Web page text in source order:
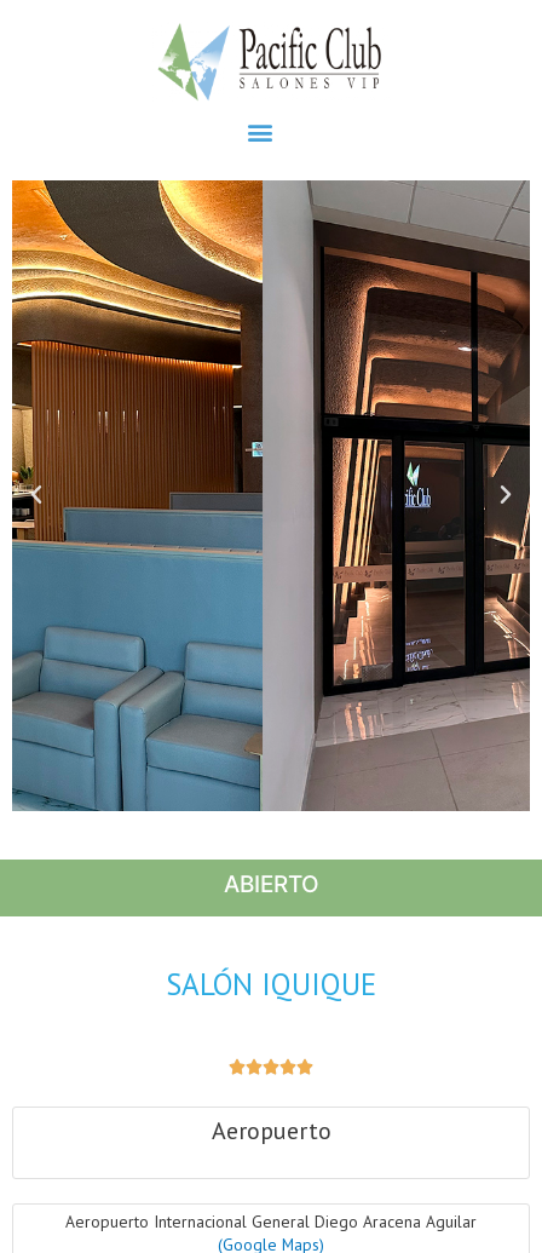
ABIERTO
SALÓN IQUIQUE

Aeropuerto
Aeropuerto Internacional General Diego Aracena Aguilar
(Google Maps)